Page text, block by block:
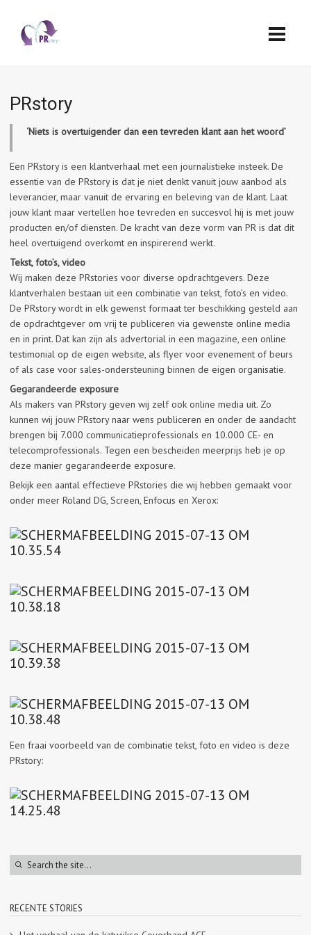
PRstory
‘Niets is overtuigender dan een tevreden klant aan het woord’
Een PRstory is een klantverhaal met een journalistieke insteek. De
essentie van de PRstory is dat je niet denkt vanuit jouw aanbod als
leverancier, maar vanuit de ervaring en beleving van de klant. Laat
jouw klant maar vertellen hoe tevreden en succesvol hij is met jouw
producten en/of diensten. De kracht van deze vorm van PR is dat dit
heel overtuigend overkomt en inspirerend werkt.
Tekst, foto’s, video
Wij maken deze PRstories voor diverse opdrachtgevers. Deze
klantverhalen bestaan uit een combinatie van tekst, foto’s en video.
De PRstory wordt in elk gewenst formaat ter beschikking gesteld aan
de opdrachtgever om vrij te publiceren via gewenste online media
en in print. Dat kan zijn als advertorial in een magazine, een online
testimonial op de eigen website, als flyer voor evenement of beurs
of als case voor sales-ondersteuning binnen de eigen organisatie.
Gegarandeerde exposure
Als makers van PRstory geven wij zelf ook online media uit. Zo
kunnen wij jouw PRstory naar wens publiceren en onder de aandacht
brengen bij 7.000 communicatieprofessionals en 10.000 CE- en
telecomprofessionals. Tegen een bescheiden meerprijs heb je op
deze manier gegarandeerde exposure.
Bekijk een aantal effectieve PRstories die wij hebben gemaakt voor
onder meer Roland DG, Screen, Enfocus en Xerox:
Een fraai voorbeeld van de combinatie tekst, foto en video is deze
PRstory:
RECENTE STORIES